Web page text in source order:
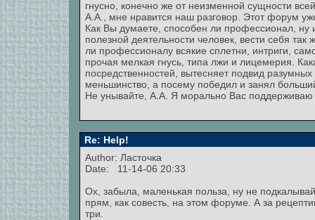
гнусно, конечно же от неизменной сущности
А.А., мне нравится наш разговор. Этот форум
Как Вы думаете, способен ли профессионал, ну
полезной деятельности человек, вести себя
ли профессионалу всякие сплетни, интриги,
прочая мелкая гнусь, типа лжи и лицемерия.
посредственностей, вытесняет подвид
меньшинство, а посему победил и занял
Не унывайте, А.А. Я морально Вас
Re: Help!
Author: Ласточка
Date: 11-14-06 20:33
Ох, забыла, маленькая польза, ну не
прям, как совесть, на этом форуме. А за
три.